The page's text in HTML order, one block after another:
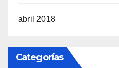
abril 2018
Categorías